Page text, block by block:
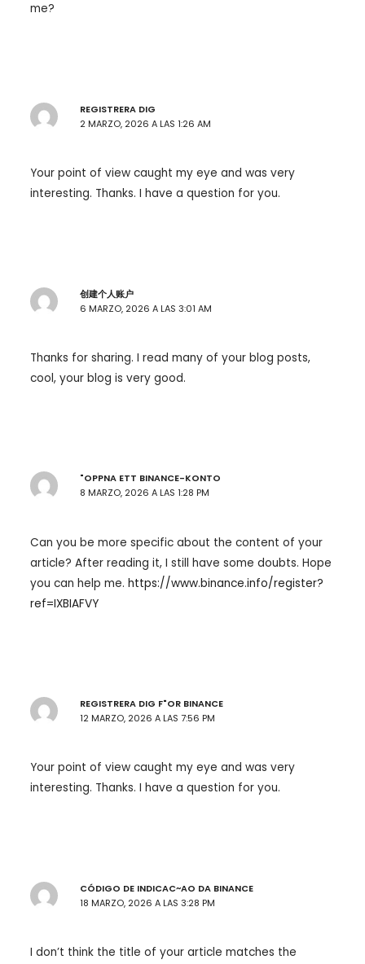
me?
REGISTRERA DIG
2 MARZO, 2026 A LAS 1:26 AM
Your point of view caught my eye and was very
interesting. Thanks. I have a question for you.
创建个人账户
6 MARZO, 2026 A LAS 3:01 AM
Thanks for sharing. I read many of your blog posts,
cool, your blog is very good.
"OPPNA ETT BINANCE-KONTO
8 MARZO, 2026 A LAS 1:28 PM
Can you be more specific about the content of your
article? After reading it, I still have some doubts. Hope
you can help me. https://www.binance.info/register?
ref=IXBIAFVY
REGISTRERA DIG F"OR BINANCE
12 MARZO, 2026 A LAS 7:56 PM
Your point of view caught my eye and was very
interesting. Thanks. I have a question for you.
CÓDIGO DE INDICAC~AO DA BINANCE
18 MARZO, 2026 A LAS 3:28 PM
I don’t think the title of your article matches the